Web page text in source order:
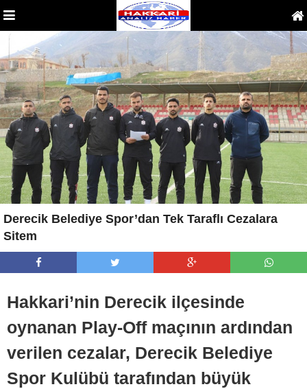
Derecik Belediye Spor’dan Tek Taraflı Cezalara
Sitem
Hakkari’nin Derecik ilçesinde
oynanan Play-Off maçının ardından
verilen cezalar, Derecik Belediye
Spor Kulübü tarafından büyük